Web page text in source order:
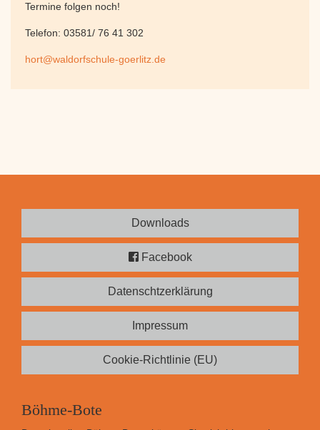
Termine folgen noch!
Telefon: 03581/ 76 41 302
hort@waldorfschule-goerlitz.de
Downloads
Facebook
Datenschtzerklärung
Impressum
Cookie-Richtlinie (EU)
Böhme-Bote